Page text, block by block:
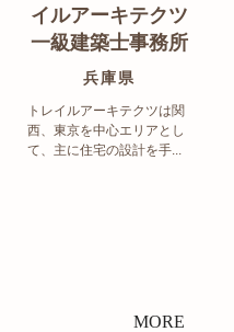
イルアーキテクツ
一級建築士事務所
兵庫県
トレイルアーキテクツは関
西、東京を中心エリアとし
て、主に住宅の設計を手...
MORE